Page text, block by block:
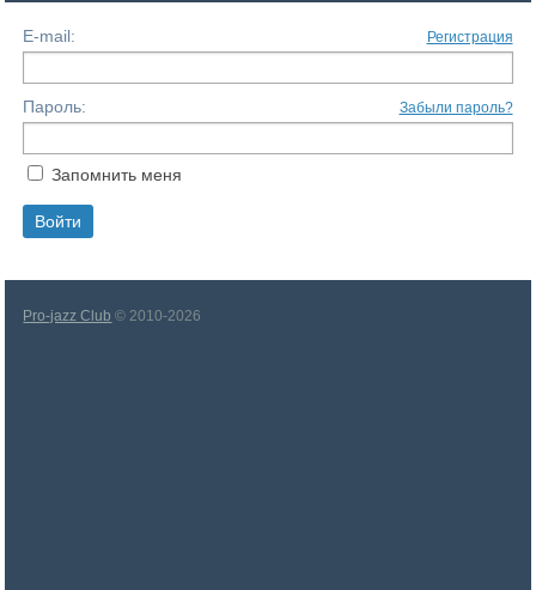
E-mail: Регистрация
Пароль: Забыли пароль?
Запомнить меня
Pro-jazz Club © 2010-2026